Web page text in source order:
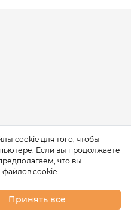
cookie для того, чтобы
Если вы продолжаете
что вы
cookie.
Принять все